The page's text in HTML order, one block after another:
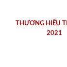
THƯƠNG HIỆU
2021